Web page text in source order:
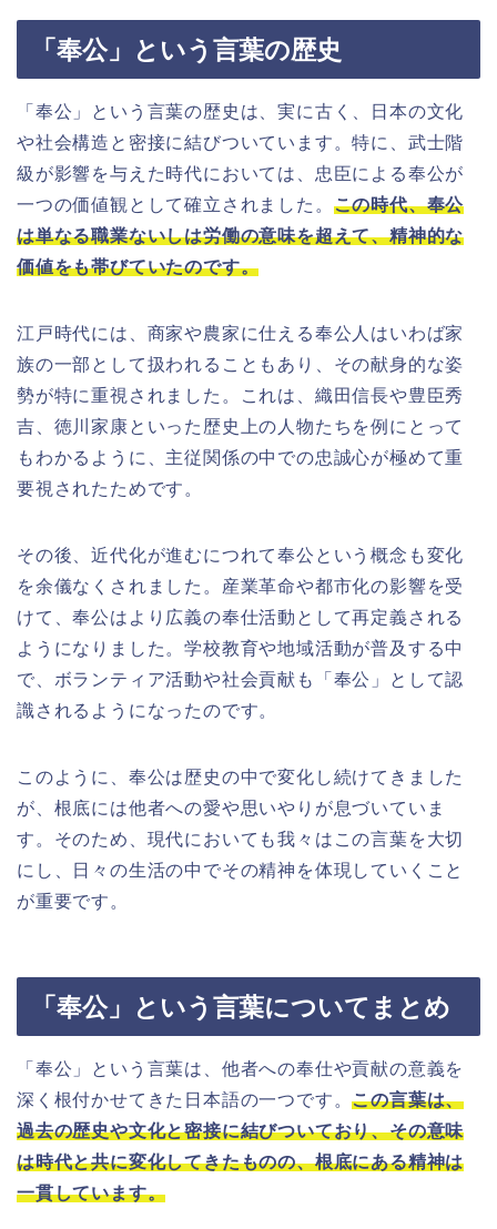
「奉公」という言葉の歴史
「奉公」という言葉の歴史は、実に古く、日本の文化
や社会構造と密接に結びついています。特に、武士階
級が影響を与えた時代においては、忠臣による奉公が
一つの価値観として確立されました。 この時代、奉公
は単なる職業ないしは労働の意味を超えて、精神的な
価値をも帯びていたのです。
江戸時代には、商家や農家に仕える奉公人はいわば家
族の一部として扱われることもあり、その献身的な姿
勢が特に重視されました。これは、織田信長や豊臣秀
吉、徳川家康といった歴史上の人物たちを例にとって
もわかるように、主従関係の中での忠誠心が極めて重
要視されたためです。
その後、近代化が進むにつれて奉公という概念も変化
を余儀なくされました。産業革命や都市化の影響を受
けて、奉公はより広義の奉仕活動として再定義される
ようになりました。学校教育や地域活動が普及する中
で、ボランティア活動や社会貢献も「奉公」として認
識されるようになったのです。
このように、奉公は歴史の中で変化し続けてきました
が、根底には他者への愛や思いやりが息づいていま
す。そのため、現代においても我々はこの言葉を大切
にし、日々の生活の中でその精神を体現していくこと
が重要です。
「奉公」という言葉についてまとめ
「奉公」という言葉は、他者への奉仕や貢献の意義を
深く根付かせてきた日本語の一つです。この言葉は、
過去の歴史や文化と密接に結びついており、その意味
は時代と共に変化してきたものの、根底にある精神は
一貫しています。